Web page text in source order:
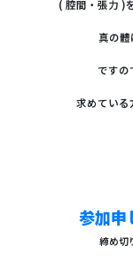
( 腔間・張力 )
真の體
ですの
求めている
参加申
締め切